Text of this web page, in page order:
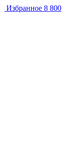
Избранное 8 800